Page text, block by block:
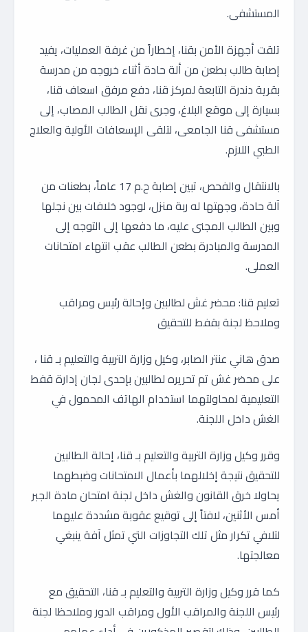
المستشفى.
تلقت أجهزة الأمن بقنا، إخطاراً من غرفة العمليات، يفيد
إصابة طالب بطعن من ألة حادة أثناء خروجه من مدرسة
بقرية دندرة التابعة لمركز قنا، دفع مرفق اسعاف قنا،
بسيارة إلى موقع البلاغ، وجرى نقل الطالب المصاب، إلى
مستشفى قنا الجامعى، لتلقى الإسعافات الأولية والعلاج
الطبي اللازم.
بالانتقال والفحص، تبين إصابة ح.م 17 عاماً، بطعنات من
آلة حادة، وجهتها له ربة منزل، لوجود خلافات بين نجلها
وبين الطالب المجنى عليه، ما دفعها إلى التوجه إلى
المدرسة والمبادرة بطعن الطالب عقب انتهاء امتحانات
العملى.
تعليم قنا: محضر غش لطالبين وإحالة رئيس ومراقب
وملاحظ لجنة بقفط للتحقيق
صدق هاني عنتر الصابر، وكيل وزارة التربية والتعليم بـ قنا ،
على محضر غش تم تحريره لطالبين بإحدى لجان إدارة قفط
التعليمية لمحاولتهما استخدام الهاتف المحمول في
الغش داخل اللجنة.
وقرر وكيل وزارة التربية والتعليم بـ قنا، إحالة الطالبين
للتحقيق نتيجة إخلالهما بأعمال الامتحانات وضبطهما
يحاولا خرق القانون والغش داخل لجنة امتحان مادة الجبر
أمس الأثنين، لافتاً إلى توقيع عقوبة مشددة عليهما
لتلافي تكرار مثل تلك التجاوزات التي تمثل آفة ينبغي
معالجتها.
كما قرر وكيل وزارة التربية والتعليم بـ قنا، التحقيق مع
رئيس اللجنة والمراقب الأول ومراقب الدور وملاحظا لجنة